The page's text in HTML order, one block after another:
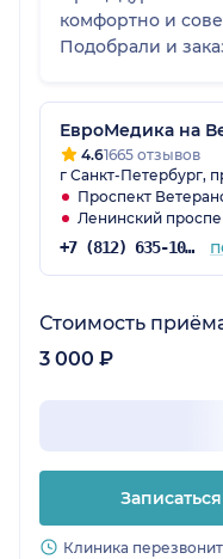
комфортно и
Подобрали и
подробно и
процедуры и их
ЕвроМедика на
4.61665 отзывов
г Санкт-Петербург,
Проспект
Ленинский
+7 (812) 635-10-38
Стоимость
3 000 ₽
Клиника